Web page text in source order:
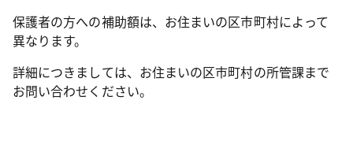
保護者の方への補助額は、お住まいの区市町村によって
異なります。
詳細につきましては、お住まいの区市町村の所管課まで
お問い合わせください。